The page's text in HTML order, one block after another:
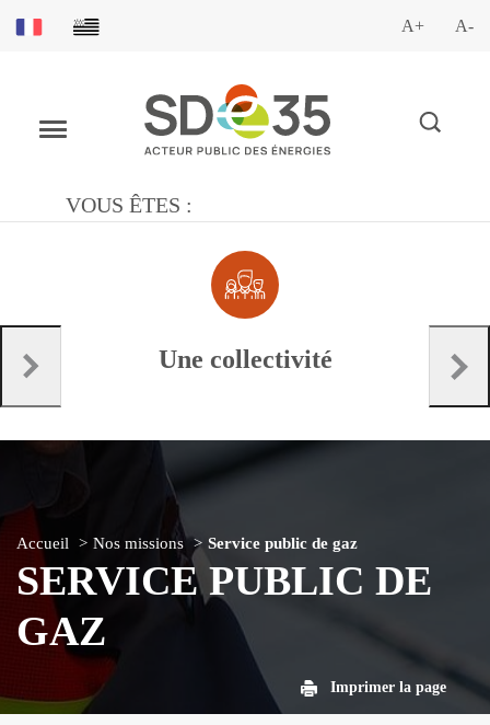
A+ A-
VOUS ÊTES :
Une collectivité
Accueil Nos missions Service public de gaz
SERVICE PUBLIC DE
GAZ
Imprimer la page